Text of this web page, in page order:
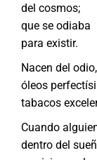
del cosmos;
que se odiaba
para existir.
Nacen del
óleos
tabacos
Cuando
dentro del